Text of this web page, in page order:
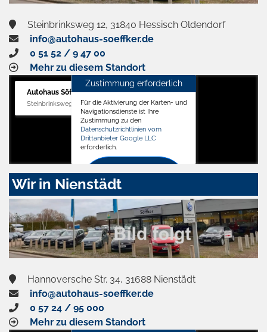
Steinbrinksweg 12, 31840 Hessisch Oldendorf
info@autohaus-soeffker.de
0 51 52 / 9 47 00
Mehr zu diesem Standort
Autohaus Söffker GmbH
Steinbrinksweg 12, 31840 Hessisch Oldendorf
Zustimmung erforderlich
Für die Aktivierung der Karten- und
Navigationsdienste ist Ihre
Zustimmung zu den
Datenschutzrichtlinien vom
Drittanbieter Google LLC
erforderlich.
Zustimmen
aktivieren
Wir in Nienstädt
Hannoversche Str. 34, 31688 Nienstädt
info@autohaus-soeffker.de
0 57 24 / 95 000
Mehr zu diesem Standort